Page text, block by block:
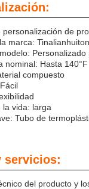
personalización de
marca:
nominal: Hasta 140°F
compuesto
la vida: larga
Tubo de
servicios:
del producto y